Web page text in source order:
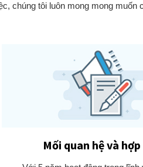
chúng tôi luôn mong mong
Mối quan hệ và